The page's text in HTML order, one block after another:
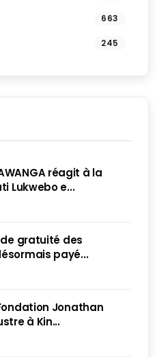
663
245
réagit à la
Lukwebo e...
de gratuité des
payé...
Jonathan
à Kin...